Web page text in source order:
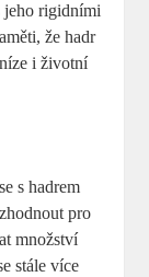
jeho rigidními
že hadr
i životní
s hadrem
pro
množství
stále více